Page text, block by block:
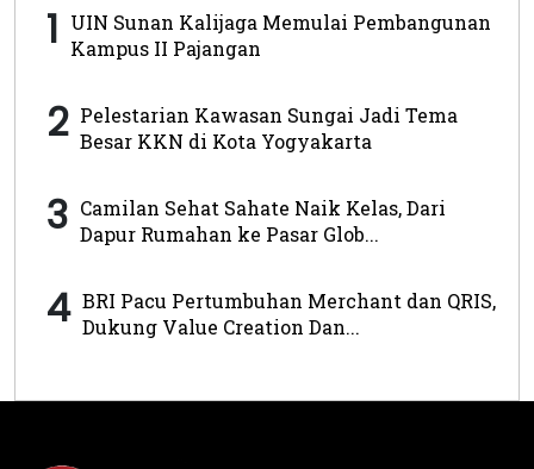
1 UIN Sunan Kalijaga Memulai Pembangunan
Kampus II Pajangan
2 Pelestarian Kawasan Sungai Jadi Tema
Besar KKN di Kota Yogyakarta
3 Camilan Sehat Sahate Naik Kelas, Dari
Dapur Rumahan ke Pasar Glob...
4 BRI Pacu Pertumbuhan Merchant dan QRIS,
Dukung Value Creation Dan...